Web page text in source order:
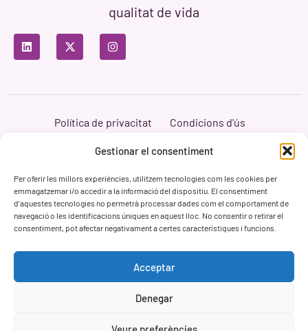
Gestionar el consentiment
Per oferir les millors experiències, utilitzem tecnologies com les cookies per
emmagatzemar i/o accedir a la informació del dispositiu. El consentiment
d'aquestes tecnologies no permetrà processar dades com el comportament de
navegació o les identificacions úniques en aquest lloc. No consentir o retirar el
consentiment, pot afectar negativament a certes característiques i funcions.
Acceptar
Denegar
qualitat de vida
Política de privacitat
Condicions d'ús
Branding i Web ASH Proyectos Creativos